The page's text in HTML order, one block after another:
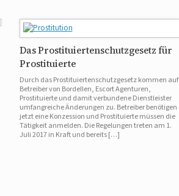
Das Prostituiertenschutzgesetz für
Prostituierte
Durch das Prostituiertenschutzgesetz kommen auf
Betreiber von Bordellen, Escort Agenturen,
Prostituierte und damit verbundene Dienstleister
umfangreiche Änderungen zu. Betreiber benötigen
jetzt eine Konzession und Prostituierte müssen die
Tätigkeit anmelden. Die Regelungen treten am 1.
Juli 2017 in Kraft und bereits […]